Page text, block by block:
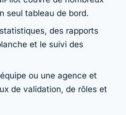
seul tableau de bord.
des rapports
et le suivi des
ou une agence et
de validation, de rôles et